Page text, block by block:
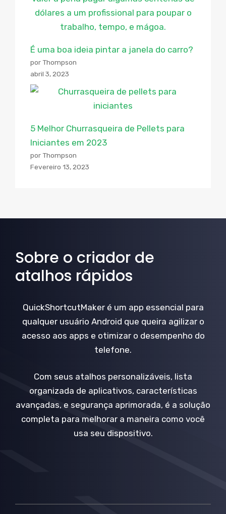
É uma boa ideia pintar a janela do carro?
por Thompson
abril 3, 2023
5 Melhor Churrasqueira de Pellets para
Iniciantes em 2023
por Thompson
Fevereiro 13, 2023
Sobre o criador de
atalhos rápidos
QuickShortcutMaker é um app essencial para
qualquer usuário Android que queira agilizar o
acesso aos apps e otimizar o desempenho do
telefone.
Com seus atalhos personalizáveis, lista
organizada de aplicativos, características
avançadas, e segurança aprimorada, é a solução
completa para melhorar a maneira como você
usa seu dispositivo.